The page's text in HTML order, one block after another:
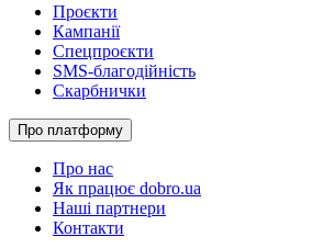
Проєкти
Кампанії
Спецпроєкти
SMS-благодійність
Скарбнички
Про платформу
Про нас
Як працює dobro.ua
Наші партнери
Контакти